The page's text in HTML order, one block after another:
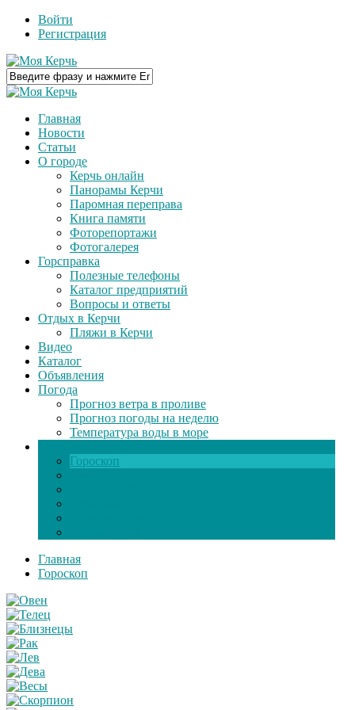
Войти
Регистрация
Главная
Новости
Статьи
О городе
Керчь онлайн
Панорамы Керчи
Паромная переправа
Книга памяти
Фоторепортажи
Фотогалерея
Горсправка
Полезные телефоны
Каталог предприятий
Вопросы и ответы
Отдых в Керчи
Пляжи в Керчи
Видео
Каталог
Объявления
Погода
Прогноз ветра в проливе
Прогноз погоды на неделю
Температура воды в море
Гороскоп
Главная
Гороскоп